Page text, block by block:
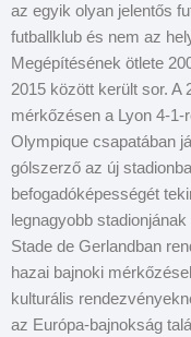
az egyik olyan jelentős
futballklub és nem az
Megépítésének ötlete
2015 között került sor.
mérkőzésen a Lyon 4-
Olympique csapatában
gólszerző az új
befogadóképességét
legnagyobb
Stade de Gerlandban
hazai bajnoki
kulturális
az Európa-bajnokság